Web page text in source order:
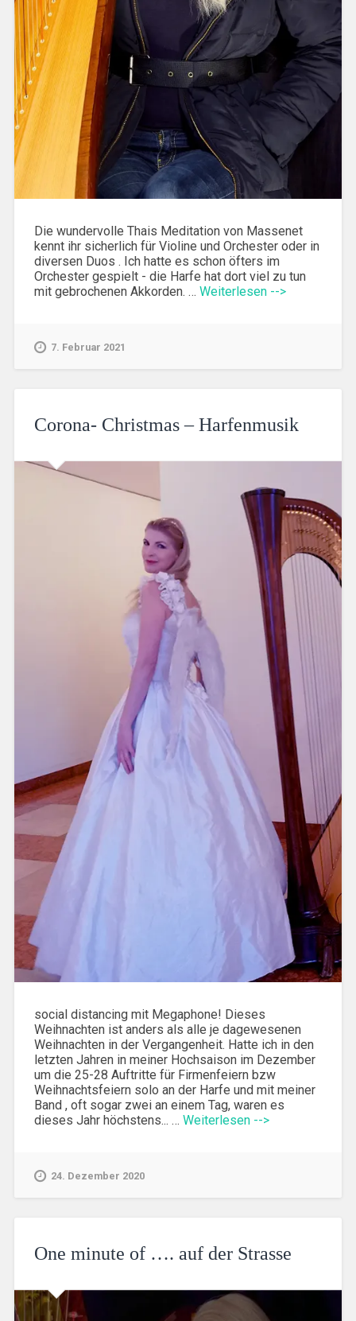
Die wundervolle Thais Meditation von Massenet
kennt ihr sicherlich für Violine und Orchester oder in
diversen Duos . Ich hatte es schon öfters im
Orchester gespielt - die Harfe hat dort viel zu tun
mit gebrochenen Akkorden. … Weiterlesen -->
7. Februar 2021
Corona- Christmas – Harfenmusik
social distancing mit Megaphone! Dieses
Weihnachten ist anders als alle je dagewesenen
Weihnachten in der Vergangenheit. Hatte ich in den
letzten Jahren in meiner Hochsaison im Dezember
um die 25-28 Auftritte für Firmenfeiern bzw
Weihnachtsfeiern solo an der Harfe und mit meiner
Band , oft sogar zwei an einem Tag, waren es
dieses Jahr höchstens... … Weiterlesen -->
24. Dezember 2020
One minute of …. auf der Strasse